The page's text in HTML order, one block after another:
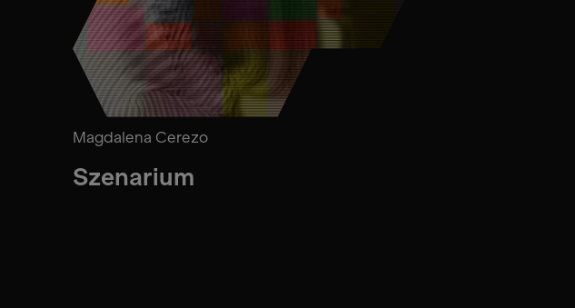
Magdalena Cerezo
Szenarium